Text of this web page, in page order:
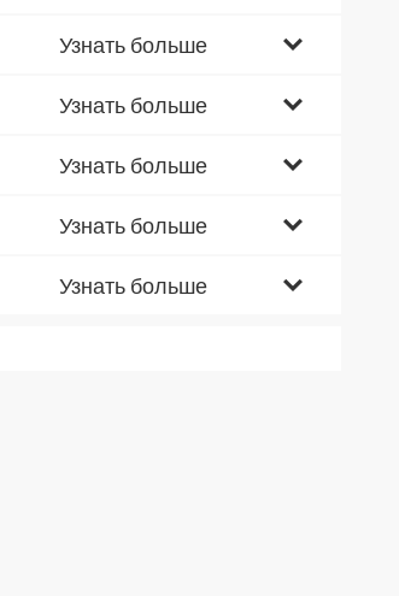
Узнать больше
Узнать больше
Узнать больше
Узнать больше
Узнать больше